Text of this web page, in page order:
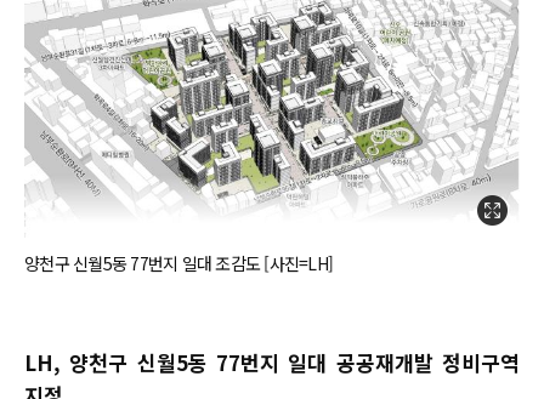
양천구 신월5동 77번지 일대 조감도 [사진=LH]
LH, 양천구 신월5동 77번지 일대 공공재개발 정비구역